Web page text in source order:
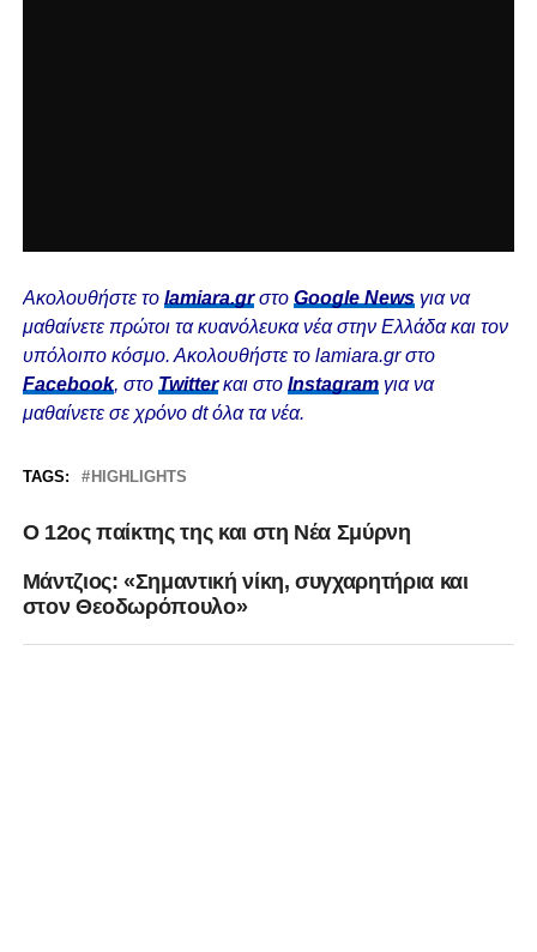
Ακολουθήστε το lamiara.grστο Google Newsγια να
μαθαίνετε πρώτοι τα κυανόλευκα νέα στην Ελλάδα και τον
υπόλοιπο κόσμο. Ακολουθήστε το lamiara.gr στο
Facebook, στο Twitterκαι στο Instagram για να
μαθαίνετε σε χρόνο dt όλα τα νέα.
TAGS: HIGHLIGHTS
Ο 12ος παίκτης της και στη Νέα Σμύρνη
Μάντζιος: «Σημαντική νίκη, συγχαρητήρια και
στον Θεοδωρόπουλο»